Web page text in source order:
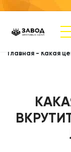
Главная - Какая